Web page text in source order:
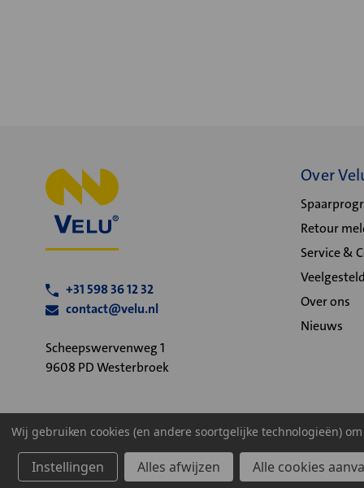
+31 598 36 12 32
contact@velu.nl
Scheepswervenweg 1
9608 PD Westerbroek
Over
Retour
Service &
Over ons
Nieuws
Algemene voorwaarden Privacy statement Cookiebeleid
Wij gebruiken cookies (en andere soortgelijke technologieën)
Instellingen Alles afwijzen Alle cookies